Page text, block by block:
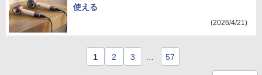
使える
(2026/4/21)
1 2 3 57